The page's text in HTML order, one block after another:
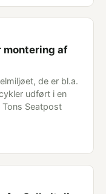
montering af
de er bl.a.
udført i en
Seatpost